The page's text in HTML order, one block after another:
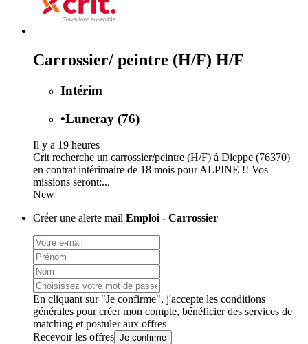
Carrossier/ peintre (H/F) H/F
Intérim
•Luneray (76)
Il y a 19 heures
Crit recherche un carrossier/peintre (H/F) à Dieppe (76370)
en contrat intérimaire de 18 mois pour ALPINE !! Vos
missions seront:...
New
Créer une alerte mail Emploi - Carrossier
En cliquant sur "Je confirme", j'accepte les conditions
générales pour créer mon compte, bénéficier des services de
matching et postuler aux offres
Recevoir les offres Je confirme